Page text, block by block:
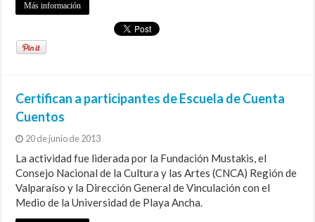
Más información
Certifican a participantes de Escuela de Cuenta
Cuentos
20 de junio de 2013
La actividad fue liderada por la Fundación Mustakis, el
Consejo Nacional de la Cultura y las Artes (CNCA) Región de
Valparaíso y la Dirección General de Vinculación con el
Medio de la Universidad de Playa Ancha.